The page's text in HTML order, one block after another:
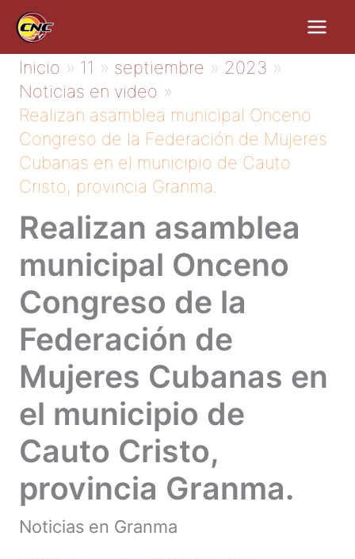
contenido
Inicio 11 septiembre
2023
Noticias en video
Realizan asamblea municipal Onceno
Congreso de la Federación de Mujeres
Cubanas en el municipio de Cauto
Cristo, provincia Granma.
Realizan asamblea
municipal Onceno
Congreso de la
Federación de
Mujeres Cubanas en
el municipio de
Cauto Cristo,
provincia Granma.
Noticias en Granma